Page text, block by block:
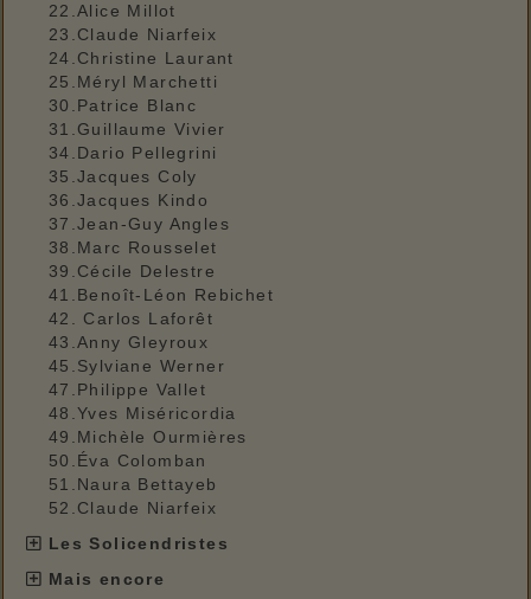
22.Alice Millot
23.Claude Niarfeix
24.Christine Laurant
25.Méryl Marchetti
30.Patrice Blanc
31.Guillaume Vivier
34.Dario Pellegrini
35.Jacques Coly
36.Jacques Kindo
37.Jean-Guy Angles
38.Marc Rousselet
39.Cécile Delestre
41.Benoît-Léon Rebichet
42. Carlos Laforêt
43.Anny Gleyroux
45.Sylviane Werner
47.Philippe Vallet
48.Yves Miséricordia
49.Michèle Ourmières
50.Éva Colomban
51.Naura Bettayeb
52.Claude Niarfeix
Les Solicendristes
Mais encore